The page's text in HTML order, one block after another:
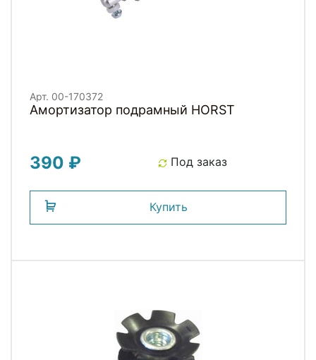
Арт. 00-170372
Амортизатор подрамный HORST
390 ₽ Под заказ
Купить